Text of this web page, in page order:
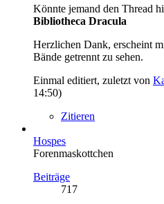
Könnte jemand den Thread
Bibliotheca Dracula
Herzlichen Dank, erscheint
Bände getrennt zu sehen.
Einmal editiert, zuletzt von
14:50)
Zitieren
Hospes
Forenmaskottchen
Beiträge
717